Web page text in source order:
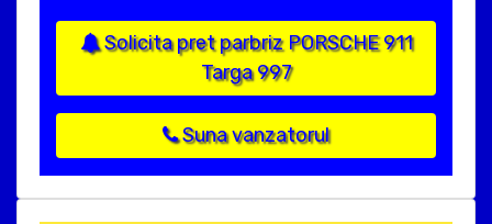
Solicita pret parbriz PORSCHE 911
Targa 997
Suna vanzatorul